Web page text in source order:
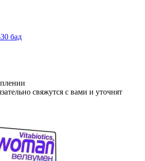
бад
свяжутся с вами и уточнят